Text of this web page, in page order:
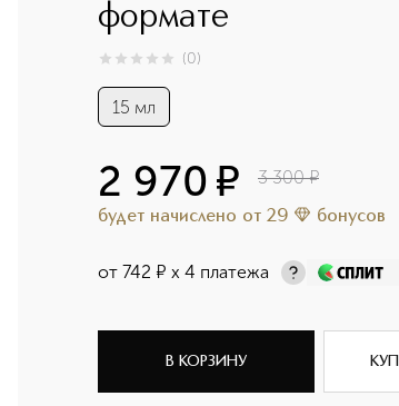
формате
0из 0 (0)
15 мл
2 970 ¤ 3 300 ¤
будет начислено от 29 бонусов
от742 ¤ х 4 платежа
В КОРЗИНУ